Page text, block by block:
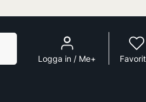
Logga in / Me+